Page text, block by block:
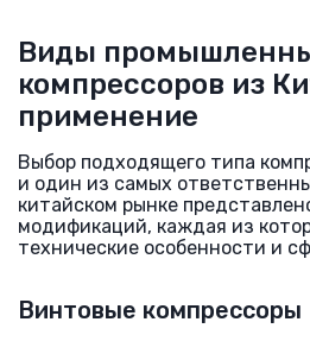
Виды
компрессоров из
применение
Выбор подходящего типа
и один из самых
китайском рынке
модификаций, каждая из
технические особенности и
Винтовые компрессоры